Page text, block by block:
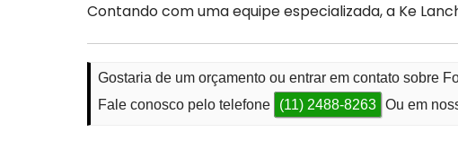
Contando com uma equipe especializada, a Ke
Gostaria de um orçamento ou entrar em contato sobre
Fale conosco pelo telefone
(11) 2488-8263 Ou em